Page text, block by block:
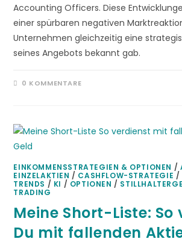
Accounting Officers. Diese
einer spürbaren negativen
Unternehmen gleichzeitig eine
seines Angebots bekannt gab.
0 KOMMENTARE
EINKOMMENSSTRATEGIEN & OPTIONEN /
EINZELAKTIEN / CASHFLOW-STRATEGIE /
TRENDS / KI / OPTIONEN /
TRADING
Meine Short-Liste: So
Du mit fallenden